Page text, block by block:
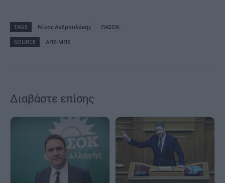
TAGS Nίκος Ανδρουλάκης
ΠΑΣΟΚ
SOURCE
ΑΠΕ-ΜΠΕ
Διαβάστε επίσης